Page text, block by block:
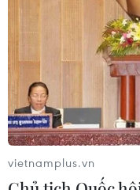
#Đập tràn Tân Ấp 1
#Sạt lở đất đá
#Xả
Theo dõi VietnamPlus
vietnamplus.vn